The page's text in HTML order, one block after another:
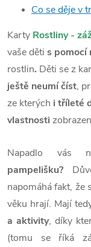
Co se děje v
Karty Rostliny -
vaše děti s pomocí
rostlin. Děti se z
ještě neumí číst,
ze kterých i tříleté
vlastnosti
Napadlo vás
pampelišku?
napomáhá fakt, že
věku hrají. Mají
a aktivity, díky
(tomu se říká